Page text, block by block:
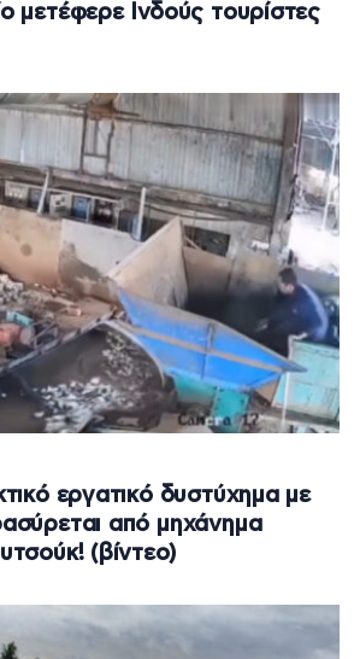
μετέφερε Ινδούς τουρίστες
εργατικό δυστύχημα με
από μηχάνημα
(βίντεο)